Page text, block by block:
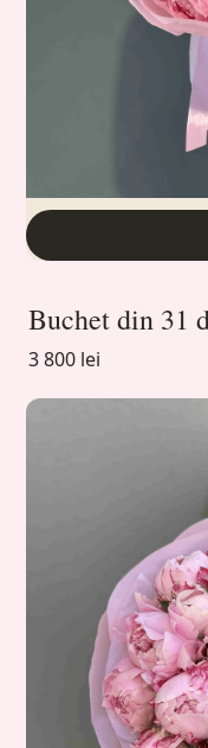
Buchet din 31
3 800 lei